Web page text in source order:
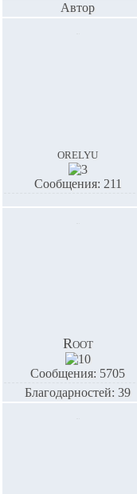
Автор
orelyu
Сообщения: 211
Root
Сообщения: 5705
Благодарностей: 39